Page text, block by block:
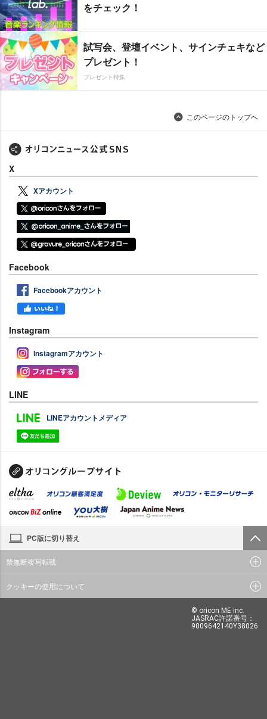
をチェック！
試写会、登壇イベント、サインチェキなど
プレゼント！
プレゼント特集
このページのトップへ
X
Xアカウント
Facebook
Facebookアカウント
Instagram
Instagramアカウント
LINE
LINEアカウントメディア
PC版に切り替え
禁無断複写転載
クッキーの使用について
© oricon ME inc.
JASRAC許諾番号：
9009642140Y38026